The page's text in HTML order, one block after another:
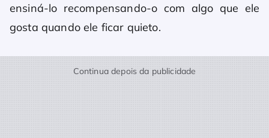
ensiná-lo recompensando-o com algo que ele
gosta quando ele ficar quieto.
Continua depois da publicidade